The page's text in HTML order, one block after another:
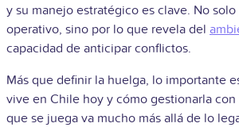
y su manejo estratégico es clave. No
operativo, sino por lo que revela del
capacidad de anticipar conflictos.
Más que definir la huelga, lo importante
vive en Chile hoy y cómo gestionarla
que se juega va mucho más allá de lo